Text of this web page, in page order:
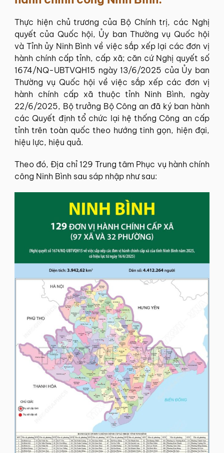
Thực hiện chủ trương của Bộ Chính trị, các Nghị
quyết của Quốc hội, Ủy ban Thường vụ Quốc hội
và Tỉnh ủy Ninh Bình về việc sắp xếp lại các đơn vị
hành chính cấp tỉnh, cấp xã; căn cứ Nghị quyết số
1674/NQ-UBTVQH15 ngày 13/6/2025 của Ủy ban
Thường vụ Quốc hội về việc sắp xếp các đơn vị
hành chính cấp xã thuộc tỉnh Ninh Bình, ngày
22/6/2025, Bộ trưởng Bộ Công an đã ký ban hành
các Quyết định tổ chức lại hệ thống Công an cấp
tỉnh trên toàn quốc theo hướng tinh gọn, hiện đại,
hiệu lực, hiệu quả.
Theo đó, Địa chỉ 129 Trung tâm Phục vụ hành chính
công Ninh Bình sau sáp nhập như sau: